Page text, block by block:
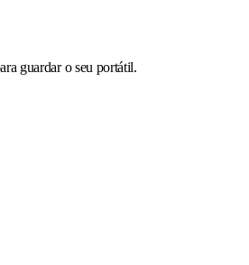
guardar o seu portátil.